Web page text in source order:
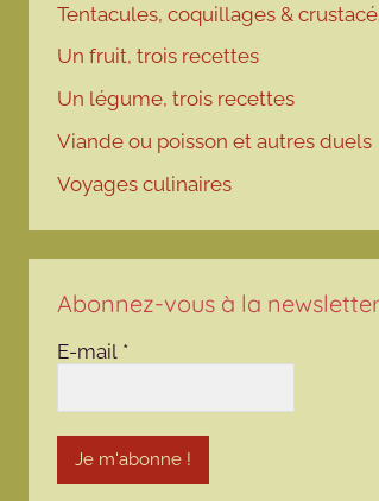
Tentacules, coquillages &
Un fruit, trois recettes
Un légume, trois recettes
Viande ou poisson et autres duels
Voyages culinaires
Abonnez-vous à la
E-mail *